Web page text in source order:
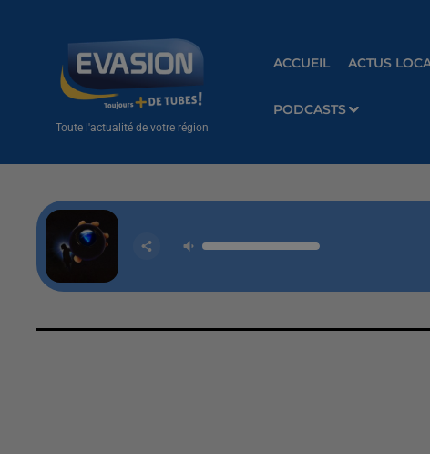
Toute l'actualité de votre région
ACCUEIL ACTUS
PODCASTS